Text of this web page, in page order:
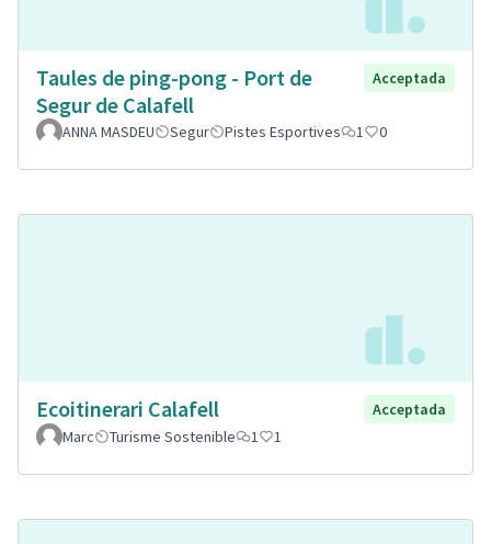
Taules de ping-pong - Port de
Segur de Calafell
Acceptada
ANNA MASDEU Segur Pistes Esportives 1 0
Ecoitinerari Calafell
Acceptada
Marc
Turisme Sostenible 1 1